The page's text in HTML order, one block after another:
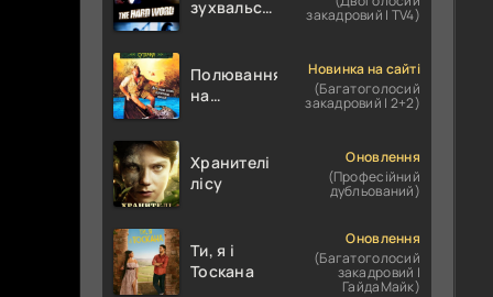
зухвальство
закадровий | TV4)
Полювання
на
Новинка на сайті
(Багатоголосий
закадровий | 2+2)
Хранителі
лісу
Оновлення
(Професійний
дубльований)
Ти, я і
Тоскана
Оновлення
(Багатоголосий
закадровий |
ГайдаМайк)